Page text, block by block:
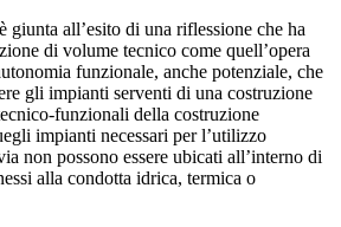
giunta all’esito di una riflessione che ha
di volume tecnico come quell’opera
funzionale, anche potenziale, che
gli impianti serventi di una costruzione
funzionali della costruzione
impianti necessari per l’utilizzo
non possono essere ubicati all’interno di
alla condotta idrica, termica o